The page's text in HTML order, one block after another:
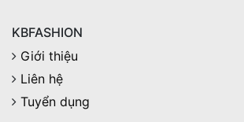
KBFASHION
Giới thiệu
Liên hệ
Tuyển dụng